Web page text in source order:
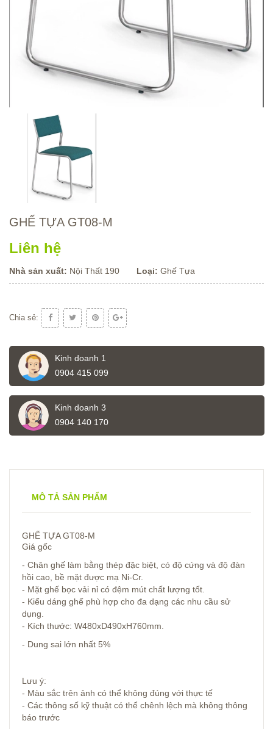
GHẾ TỰA GT08-M
Liên hệ
Nhà sản xuất: Nội Thất 190 Loại: Ghế Tựa
Chia sẻ:
Kinh doanh 1
0904 415 099
Kinh doanh 3
0904 140 170
MÔ TẢ SẢN PHẨM
GHẾ TỰA GT08-M
Giá gốc
- Chân ghế làm bằng thép đặc biệt, có độ cứng và độ đàn
hồi cao, bề mặt được mạ Ni-Cr.
- Mặt ghế bọc vải nỉ có đệm mút chất lượng tốt.
- Kiểu dáng ghế phù hợp cho đa dạng các nhu cầu sử
dụng.
- Kích thước: W480xD490xH760mm.
- Dung sai lớn nhất 5%
Lưu ý:
- Màu sắc trên ảnh có thể không đúng với thực tế
- Các thông số kỹ thuật có thể chênh lệch mà không thông
báo trước